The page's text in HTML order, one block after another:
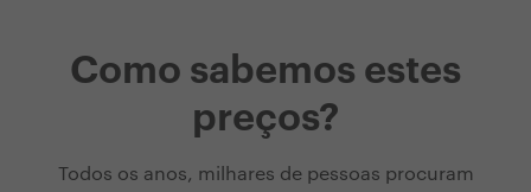
Como sabemos estes
preços?
Todos os anos, milhares de pessoas procuram